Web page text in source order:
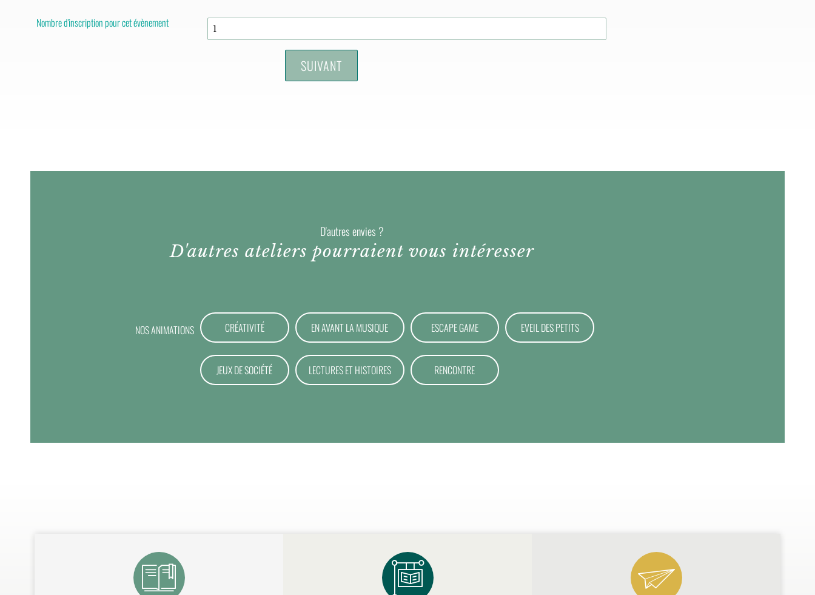
Nombre d'inscription pour cet évènement
D'autres envies ?
D'autres ateliers pourraient vous intéresser
NOS ANIMATIONS CRÉATIVITÉ EN AVANT LA MUSIQUE ESCAPE GAME EVEIL DES PETITS
JEUX DE SOCIÉTÉ LECTURES ET HISTOIRES RENCONTRE